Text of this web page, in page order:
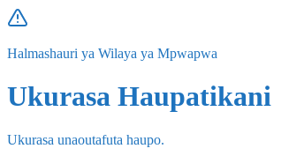
Halmashauri ya Wilaya ya Mpwapwa
Ukurasa Haupatikani
Ukurasa unaoutafuta haupo.